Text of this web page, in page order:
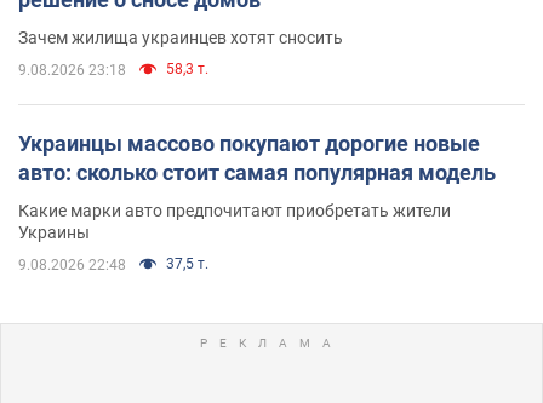
Зачем жилища украинцев хотят сносить
9.08.2026 23:18 58,3 т.
Украинцы массово покупают дорогие новые
авто: сколько стоит самая популярная модель
Какие марки авто предпочитают приобретать жители
Украины
9.08.2026 22:48 37,5 т.